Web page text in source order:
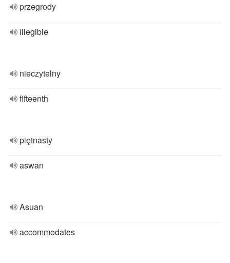
przegrody
illegible
nieczytelny
fifteenth
piętnasty
aswan
Asuan
accommodates